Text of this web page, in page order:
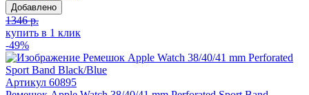
Добавлено
1346 р.
купить в 1 клик
-49%
Артикул 60895